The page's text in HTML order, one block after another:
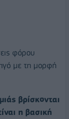
φόρου
με τη μορφή
βρίσκονται
η βασική